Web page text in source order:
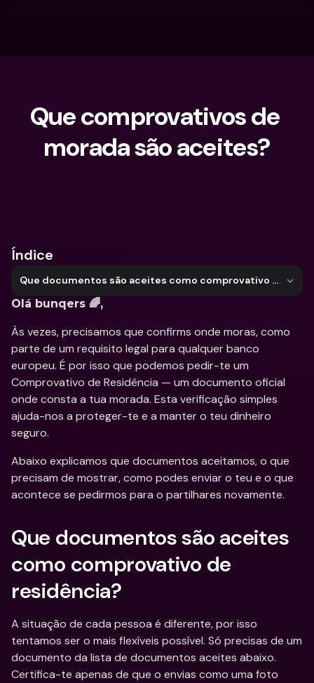
Que comprovativos de
morada são aceites?
Índice
Que documentos são aceites como comprovativo de residência?
Olá bunqers 🌈,
Às vezes, precisamos que confirms onde moras, como
parte de um requisito legal para qualquer banco
europeu. É por isso que podemos pedir-te um
Comprovativo de Residência — um documento oficial
onde consta a tua morada. Esta verificação simples
ajuda-nos a proteger-te e a manter o teu dinheiro
seguro.
Abaixo explicamos que documentos aceitamos, o que
precisam de mostrar, como podes enviar o teu e o que
acontece se pedirmos para o partilhares novamente.
Que documentos são aceites
como comprovativo de
residência?
A situação de cada pessoa é diferente, por isso
tentamos ser o mais flexíveis possível. Só precisas de um
documento da lista de documentos aceites abaixo.
Certifica-te apenas de que o envias como uma foto